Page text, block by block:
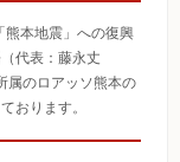
熊本地震」への復興
代表：藤永丈
属のロアッソ熊本の
おります。